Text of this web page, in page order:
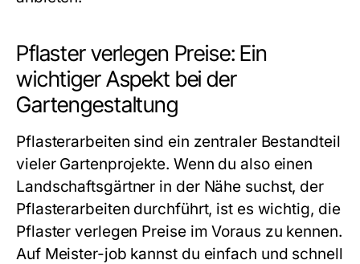
Pflaster verlegen Preise: Ein
wichtiger Aspekt bei der
Gartengestaltung
Pflasterarbeiten sind ein zentraler Bestandteil
vieler Gartenprojekte. Wenn du also einen
Landschaftsgärtner in der Nähe suchst, der
Pflasterarbeiten durchführt, ist es wichtig, die
Pflaster verlegen Preise im Voraus zu kennen.
Auf Meister-job kannst du einfach und schnell